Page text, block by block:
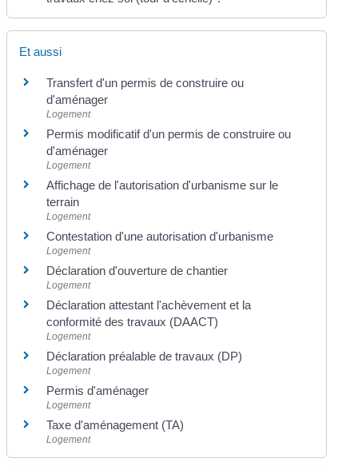
Et aussi
Transfert d'un permis de construire ou
d'aménager
Logement
Permis modificatif d'un permis de construire ou
d'aménager
Logement
Affichage de l'autorisation d'urbanisme sur le
terrain
Logement
Contestation d'une autorisation d'urbanisme
Logement
Déclaration d'ouverture de chantier
Logement
Déclaration attestant l'achèvement et la
conformité des travaux (DAACT)
Logement
Déclaration préalable de travaux (DP)
Logement
Permis d'aménager
Logement
Taxe d'aménagement (TA)
Logement